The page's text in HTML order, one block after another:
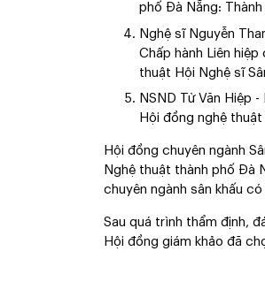
phố Đà Nẵng: Thành
Nghệ sĩ Nguyễn
Chấp hành Liên
thuật Hội Nghệ sĩ
NSND Từ Văn Hiệp
Hội đồng nghệ
Hội đồng chuyên ngành
Nghệ thuật thành phố Đà
chuyên ngành sân khấu
Sau quá trình thẩm định,
Hội đồng giám khảo đã